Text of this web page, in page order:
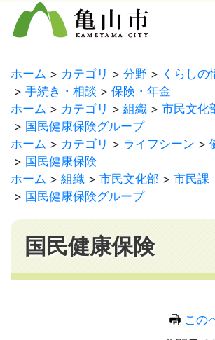
ホーム カテゴリ 分野
くらしの
手続き・相談
保険・年金
ホーム
カテゴリ 組織 市民文化
国民健康保険グループ
ホーム
カテゴリ ライフシーン
国民健康保険
ホーム
組織 市民文化部
市民課
国民健康保険グループ
国民健康保険
この